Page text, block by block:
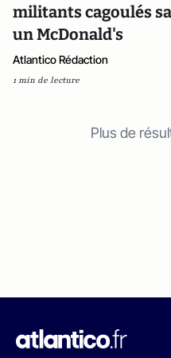
militants cagoulés
un McDonald's
Atlantico Rédaction
1 min de lecture
Plus de